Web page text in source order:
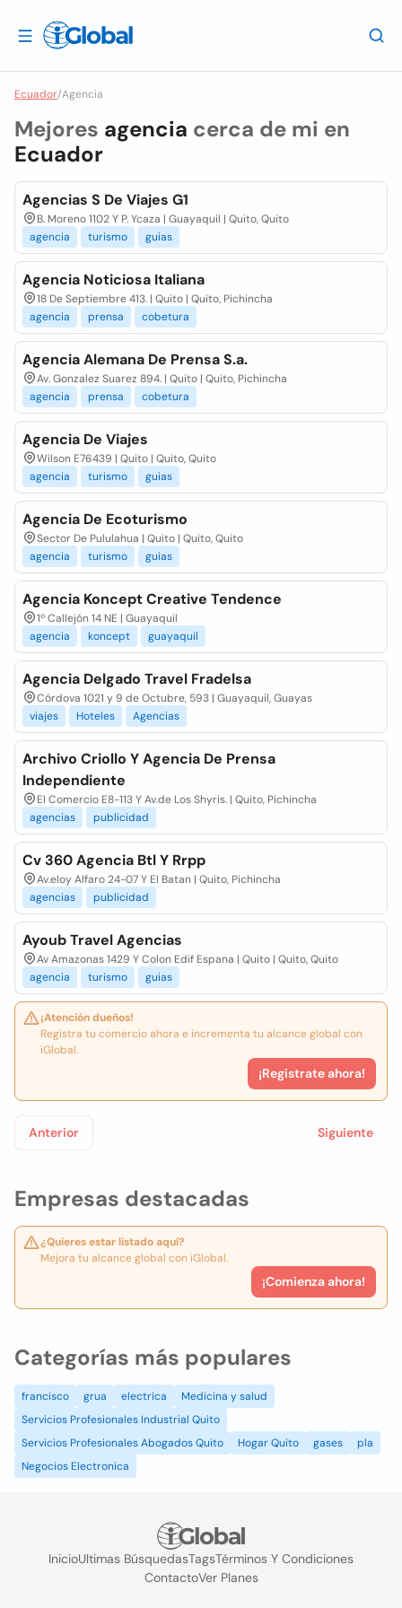
Ecuador/Agencia
Empresas destacadas
¿Quieres estar listado aquí?
Mejora tu alcance global con iGlobal.
¡Comienza ahora!
Mejores agencia cerca de mi en
Ecuador
Agencias S De Viajes G1
B. Moreno 1102 Y P. Ycaza | Guayaquil | Quito, Quito
agencia
turismo guias
Agencia Noticiosa Italiana
18 De Septiembre 413. | Quito | Quito, Pichincha
agencia
prensa cobetura
Agencia Alemana De Prensa S.a.
Av. Gonzalez Suarez 894. | Quito | Quito, Pichincha
agencia
prensa cobetura
Agencia De Viajes
Wilson E76439 | Quito | Quito, Quito
agencia
turismo guias
Agencia De Ecoturismo
Sector De Pululahua | Quito | Quito, Quito
agencia
turismo guias
Agencia Koncept Creative Tendence
1º Callejón 14 NE | Guayaquil
agencia
koncept guayaquil
Agencia Delgado Travel Fradelsa
Córdova 1021 y 9 de Octubre, 593 | Guayaquil, Guayas
viajes
Hoteles Agencias
Archivo Criollo Y Agencia De Prensa
Independiente
El Comercio E8-113 Y Av.de Los Shyris. | Quito, Pichincha
agencias
publicidad
Cv 360 Agencia Btl Y Rrpp
Av.eloy Alfaro 24-07 Y El Batan | Quito, Pichincha
agencias
publicidad
Ayoub Travel Agencias
Av Amazonas 1429 Y Colon Edif Espana | Quito | Quito, Quito
agencia
turismo guias
¡Atención dueños!
Registra tu comercio ahora e incrementa tu alcance global con
iGlobal.
¡Registrate ahora!
Anterior Siguiente
Categorías más populares
francisco grua electrica
Medicina y salud
Servicios Profesionales Industrial Quito
Servicios Profesionales Abogados Quito
Hogar Quito gases
pla
Negocios Electronica
InicioUltimas BúsquedasTagsTérminos Y Condiciones
ContactoVer Planes